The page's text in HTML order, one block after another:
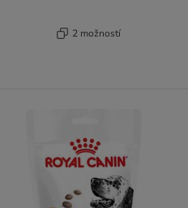
2 možností